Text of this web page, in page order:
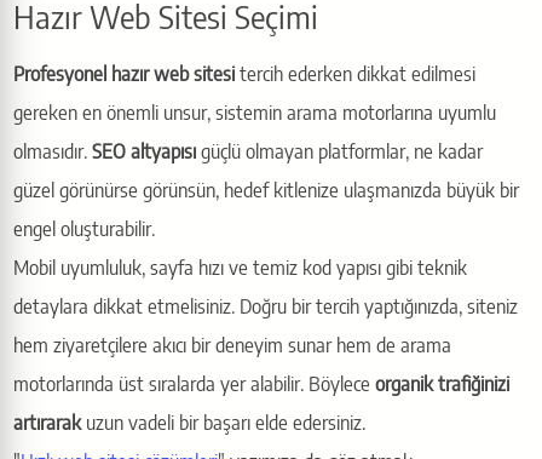
Hazır Web Sitesi Seçimi
Profesyonel hazır web sitesitercih ederken dikkat edilmesi
gereken en önemli unsur, sistemin arama motorlarına uyumlu
olmasıdır.SEO altyapısı güçlü olmayan platformlar, ne kadar
güzel görünürse görünsün, hedef kitlenize ulaşmanızda büyük bir
engel oluşturabilir.
Mobil uyumluluk, sayfa hızı ve temiz kod yapısı gibi teknik
detaylara dikkat etmelisiniz. Doğru bir tercih yaptığınızda, siteniz
hem ziyaretçilere akıcı bir deneyim sunar hem de arama
motorlarında üst sıralarda yer alabilir. Böyleceorganik trafiğinizi
artırarakuzun vadeli bir başarı elde edersiniz.